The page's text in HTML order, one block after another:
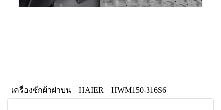
เครื่องซักผ้าฝาบน HAIER HWM150-316S6